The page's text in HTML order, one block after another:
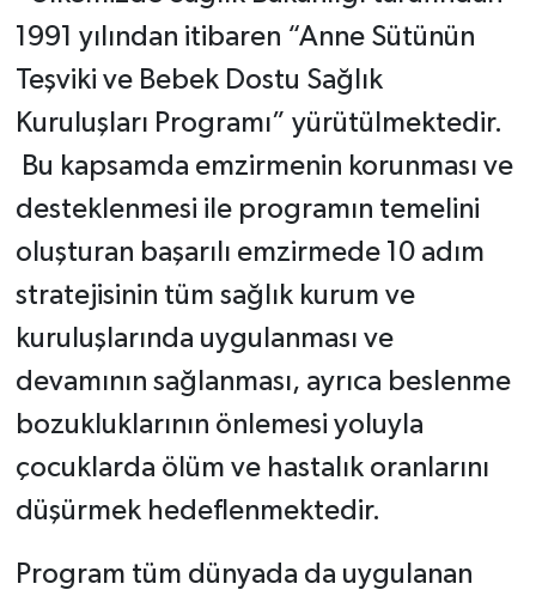
1991 yılından itibaren “Anne Sütünün
Teşviki ve Bebek Dostu Sağlık
Kuruluşları Programı” yürütülmektedir.
Bu kapsamda emzirmenin korunması ve
desteklenmesi ile programın temelini
oluşturan başarılı emzirmede 10 adım
stratejisinin tüm sağlık kurum ve
kuruluşlarında uygulanması ve
devamının sağlanması, ayrıca beslenme
bozukluklarının önlemesi yoluyla
çocuklarda ölüm ve hastalık oranlarını
düşürmek hedeflenmektedir.
Program tüm dünyada da uygulanan